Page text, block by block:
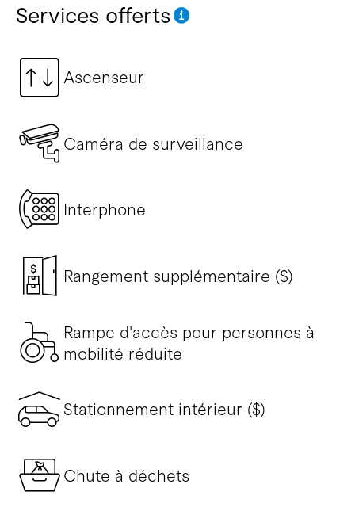
Services offerts
Ascenseur
Caméra de surveillance
Interphone
Rangement supplémentaire ($)
Rampe d'accès pour personnes à
mobilité réduite
Stationnement intérieur ($)
Chute à déchets